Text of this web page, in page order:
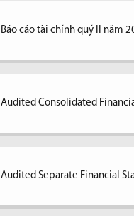
Báo cáo tài chính quý II năm
Audited Consolidated
Audited Separate Financial